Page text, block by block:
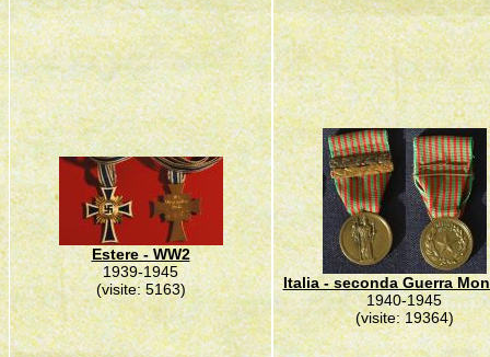
Estere - WW2
1939-1945
(visite: 5163)
Italia - seconda Guerra
1940-1945
(visite: 19364)